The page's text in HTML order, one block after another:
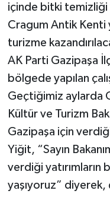
içinde bitki temizliği
Cragum Antik Kenti
turizme
AK Parti Gazipaşa
bölgede yapılan
Geçtiğimiz aylarda
Kültür ve Turizm
Gazipaşa için
Yiğit, “Sayın
verdiği yatırımların
yaşıyoruz” diyerek,